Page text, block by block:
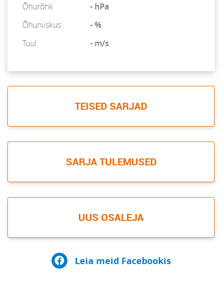
Õhurõhk
- hPa
Õhuniiskus
- %
Tuul
- m/s
TEISED SARJAD
SARJA TULEMUSED
UUS OSALEJA
Leia meid Facebookis